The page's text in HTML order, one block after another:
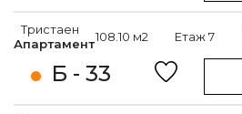
Б - 33
Тристаен
Апартамент108.10 м2 Етаж 7